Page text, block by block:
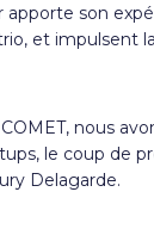
son
et impulsent
nous
le coup de
Delagarde.